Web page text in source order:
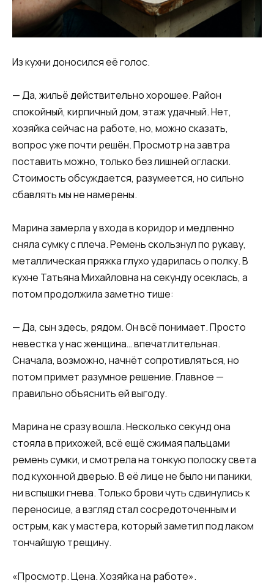
Из кухни доносился её голос.
— Да, жильё действительно хорошее. Район
спокойный, кирпичный дом, этаж удачный. Нет,
хозяйка сейчас на работе, но, можно сказать,
вопрос уже почти решён. Просмотр на завтра
поставить можно, только без лишней огласки.
Стоимость обсуждается, разумеется, но сильно
сбавлять мы не намерены.
Марина замерла у входа в коридор и медленно
сняла сумку с плеча. Ремень скользнул по рукаву,
металлическая пряжка глухо ударилась о полку. В
кухне Татьяна Михайловна на секунду осеклась, а
потом продолжила заметно тише:
— Да, сын здесь, рядом. Он всё понимает. Просто
невестка у нас женщина… впечатлительная.
Сначала, возможно, начнёт сопротивляться, но
потом примет разумное решение. Главное —
правильно объяснить ей выгоду.
Марина не сразу вошла. Несколько секунд она
стояла в прихожей, всё ещё сжимая пальцами
ремень сумки, и смотрела на тонкую полоску света
под кухонной дверью. В её лице не было ни паники,
ни вспышки гнева. Только брови чуть сдвинулись к
переносице, а взгляд стал сосредоточенным и
острым, как у мастера, который заметил под лаком
тончайшую трещину.
«Просмотр. Цена. Хозяйка на работе».